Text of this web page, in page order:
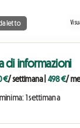
letto
di informazioni
€/ settimana 498 €/
1 settimana